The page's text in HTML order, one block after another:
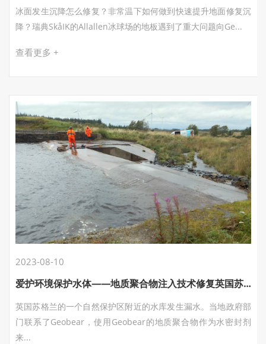
冰面发生沉降怎么修复？非常温下如何做到快速提升地面修复沉
降？瑞典SkåIK的Allallen冰球场的地板遇到了重大问题向Ge...
查看更多 +
2023-08-10
爱护环境保护水体——地质聚合物注入技术修复英国苏格兰水库漏水
英国苏格兰的一个自然保护区附近的水库发生漏水。当地政府部
门联系了Geobear，使用Geobear的地质聚合物作为水密封剂
来...